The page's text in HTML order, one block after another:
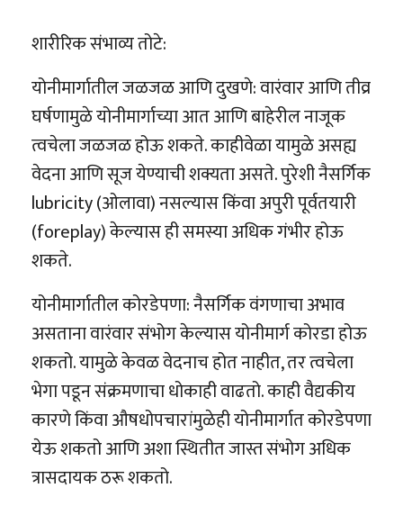
शारीरिक संभाव्य तोटे:
योनीमार्गातील जळजळ आणि दुखणे: वारंवार आणि तीव्र
घर्षणामुळे योनीमार्गाच्या आत आणि बाहेरील नाजूक
त्वचेला जळजळ होऊ शकते. काहीवेळा यामुळे असह्य
वेदना आणि सूज येण्याची शक्यता असते. पुरेशी नैसर्गिक
lubricity (ओलावा) नसल्यास किंवा अपुरी पूर्वतयारी
(foreplay) केल्यास ही समस्या अधिक गंभीर होऊ
शकते.
योनीमार्गातील कोरडेपणा: नैसर्गिक वंगणाचा अभाव
असताना वारंवार संभोग केल्यास योनीमार्ग कोरडा होऊ
शकतो. यामुळे केवळ वेदनाच होत नाहीत, तर त्वचेला
भेगा पडून संक्रमणाचा धोकाही वाढतो. काही वैद्यकीय
कारणे किंवा औषधोपचारांमुळेही योनीमार्गात कोरडेपणा
येऊ शकतो आणि अशा स्थितीत जास्त संभोग अधिक
त्रासदायक ठरू शकतो.